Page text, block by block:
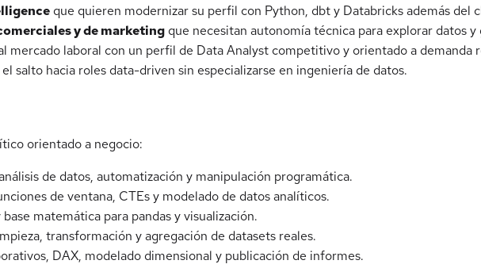
que quieren modernizar su perfil con Python, dbt y Databricks además del
y de marketing que necesitan autonomía técnica para explorar datos
mercado laboral con un perfil de Data Analyst competitivo y orientado a demanda
salto hacia roles data-driven sin especializarse en ingeniería de datos.
orientado a negocio:
de datos, automatización y manipulación programática.
de ventana, CTEs y modelado de datos analíticos.
matemática para pandas y visualización.
transformación y agregación de datasets reales.
DAX, modelado dimensional y publicación de informes.